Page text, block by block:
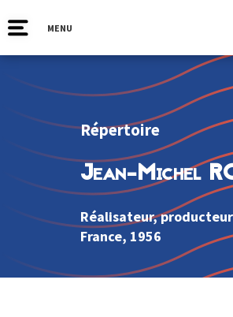
MENU
Répertoire
Jean-Michel
Réalisateur, producteur
France, 1956